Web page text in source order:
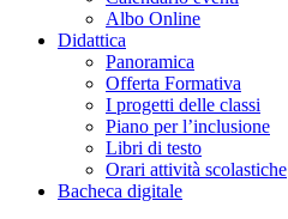
Albo Online
Didattica
Panoramica
Offerta Formativa
I progetti delle classi
Piano per l’inclusione
Libri di testo
Orari attività scolastiche
Bacheca digitale